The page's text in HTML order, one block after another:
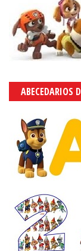
ABECEDARIOS